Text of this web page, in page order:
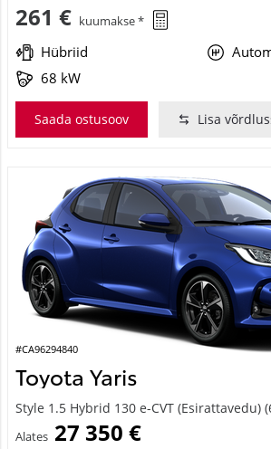
261 € kuumakse *
Hübriid
68 kW
Saada ostusoov Lisa
#CA96294840
Toyota Yaris
Style 1.5 Hybrid 130 e-CVT (Esirattavedu)
Alates 27 350 €